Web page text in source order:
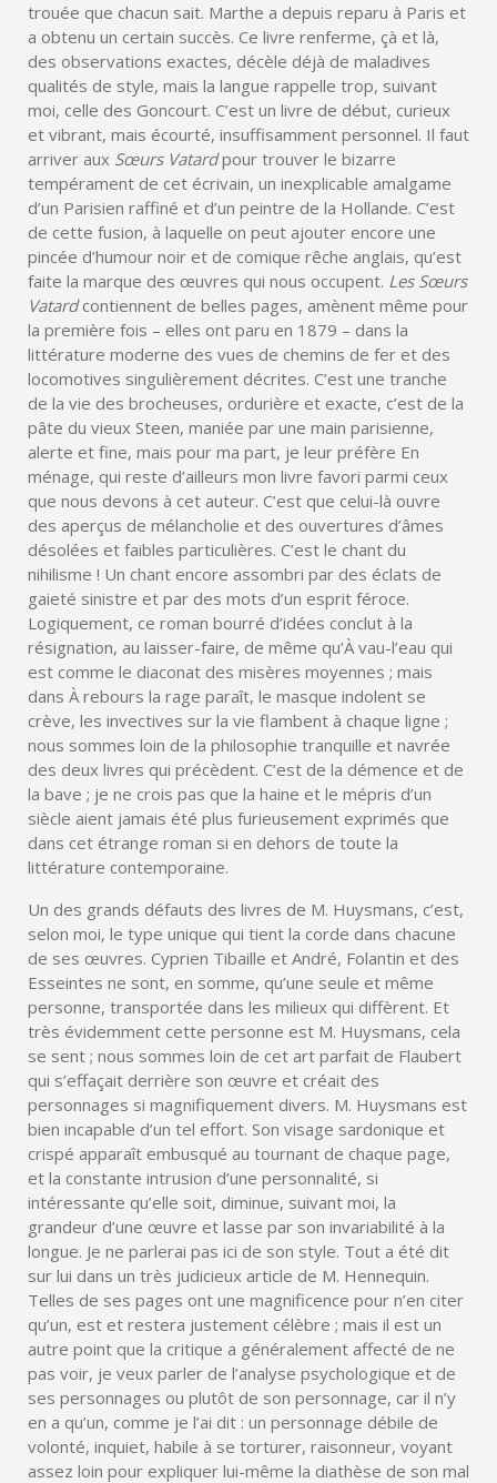
trouée que chacun sait. Marthe a depuis reparu à Paris et
a obtenu un certain succès. Ce livre renferme, çà et là,
des observations exactes, décèle déjà de maladives
qualités de style, mais la langue rappelle trop, suivant
moi, celle des Goncourt. C’est un livre de début, curieux
et vibrant, mais écourté, insuffisamment personnel. Il faut
arriver aux Sœurs Vatardpour trouver le bizarre
tempérament de cet écrivain, un inexplicable amalgame
d’un Parisien raffiné et d’un peintre de la Hollande. C’est
de cette fusion, à laquelle on peut ajouter encore une
pincée d’humour noir et de comique rêche anglais, qu’est
faite la marque des œuvres qui nous occupent. Les Sœurs
Vatardcontiennent de belles pages, amènent même pour
la première fois – elles ont paru en 1879 – dans la
littérature moderne des vues de chemins de fer et des
locomotives singulièrement décrites. C’est une tranche
de la vie des brocheuses, ordurière et exacte, c’est de la
pâte du vieux Steen, maniée par une main parisienne,
alerte et fine, mais pour ma part, je leur préfère En
ménage, qui reste d’ailleurs mon livre favori parmi ceux
que nous devons à cet auteur. C’est que celui-là ouvre
des aperçus de mélancholie et des ouvertures d’âmes
désolées et faibles particulières. C’est le chant du
nihilisme ! Un chant encore assombri par des éclats de
gaieté sinistre et par des mots d’un esprit féroce.
Logiquement, ce roman bourré d’idées conclut à la
résignation, au laisser-faire, de même qu’À vau-l’eau qui
est comme le diaconat des misères moyennes ; mais
dans À rebours la rage paraît, le masque indolent se
crève, les invectives sur la vie flambent à chaque ligne ;
nous sommes loin de la philosophie tranquille et navrée
des deux livres qui précèdent. C’est de la démence et de
la bave ; je ne crois pas que la haine et le mépris d’un
siècle aient jamais été plus furieusement exprimés que
dans cet étrange roman si en dehors de toute la
littérature contemporaine.
Un des grands défauts des livres de M. Huysmans, c’est,
selon moi, le type unique qui tient la corde dans chacune
de ses œuvres. Cyprien Tibaille et André, Folantin et des
Esseintes ne sont, en somme, qu’une seule et même
personne, transportée dans les milieux qui diffèrent. Et
très évidemment cette personne est M. Huysmans, cela
se sent ; nous sommes loin de cet art parfait de Flaubert
qui s’effaçait derrière son œuvre et créait des
personnages si magnifiquement divers. M. Huysmans est
bien incapable d’un tel effort. Son visage sardonique et
crispé apparaît embusqué au tournant de chaque page,
et la constante intrusion d’une personnalité, si
intéressante qu’elle soit, diminue, suivant moi, la
grandeur d’une œuvre et lasse par son invariabilité à la
longue. Je ne parlerai pas ici de son style. Tout a été dit
sur lui dans un très judicieux article de M. Hennequin.
Telles de ses pages ont une magnificence pour n’en citer
qu’un, est et restera justement célèbre ; mais il est un
autre point que la critique a généralement affecté de ne
pas voir, je veux parler de l’analyse psychologique et de
ses personnages ou plutôt de son personnage, car il n’y
en a qu’un, comme je l’ai dit : un personnage débile de
volonté, inquiet, habile à se torturer, raisonneur, voyant
assez loin pour expliquer lui-même la diathèse de son mal